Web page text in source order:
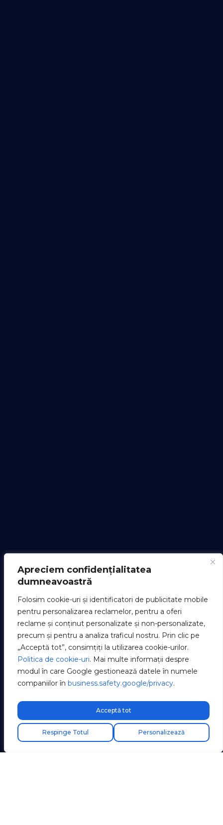
Apreciem confidențialitatea
dumneavoastră
Folosim cookie-uri și identificatori de publicitate mobile
pentru personalizarea reclamelor, pentru a oferi
reclame și conținut personalizate și non-personalizate,
precum și pentru a analiza traficul nostru. Prin clic pe
„Acceptă tot”, consimțiți la utilizarea cookie-urilor.
Politica de cookie-uri. Mai multe informații despre
modul în care Google gestionează datele în numele
companiilor în business.safety.google/privacy.
Personalizează
Respinge Totul
Acceptă tot